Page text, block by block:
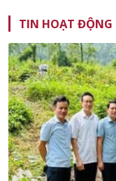
TIN HOẠT ĐỘNG